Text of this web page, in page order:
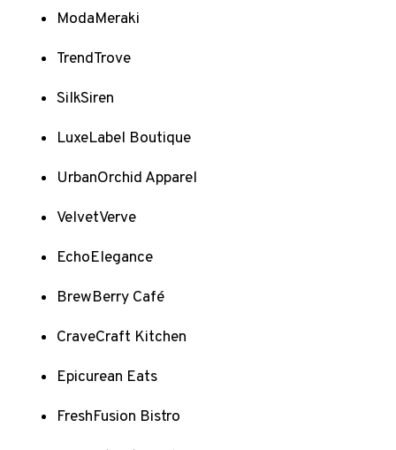
ModaMeraki
TrendTrove
SilkSiren
LuxeLabel Boutique
UrbanOrchid Apparel
VelvetVerve
EchoElegance
BrewBerry Café
CraveCraft Kitchen
Epicurean Eats
FreshFusion Bistro